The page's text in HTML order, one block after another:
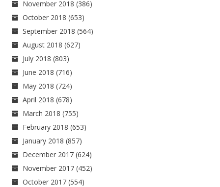
November 2018 (386)
October 2018 (653)
September 2018 (564)
August 2018 (627)
July 2018 (803)
June 2018 (716)
May 2018 (724)
April 2018 (678)
March 2018 (755)
February 2018 (653)
January 2018 (857)
December 2017 (624)
November 2017 (452)
October 2017 (554)